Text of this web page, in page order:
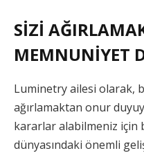
SİZİ
MEMNUNİYET
Luminetry ailesi olarak,
ağırlamaktan onur
kararlar alabilmeniz için
dünyasındaki önemli